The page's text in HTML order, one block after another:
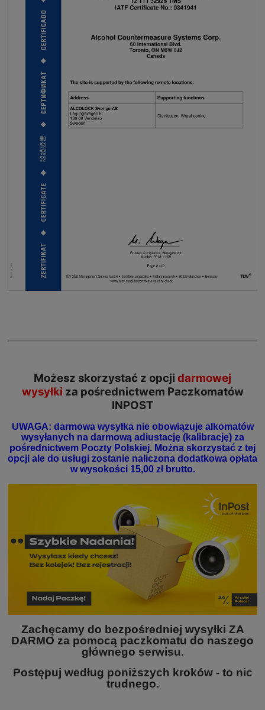
Możesz skorzystać z opcji darmowej
wysyłki za pośrednictwem Paczkomatów
INPOST
UWAGA: darmowa wysyłka nie obowiązuje alkomatów
wysyłanych na darmową adiustację (kalibrację) za
pośrednictwem Poczty Polskiej. Można skorzystać z tej
opcji ale do usługi zostanie naliczona dodatkowa opłata
w wysokości 15,00 zł brutto.
Zachęcamy do bezpośredniej wysyłki ZA
DARMO za pomocą paczkomatu do naszego
głównego serwisu.
Postępuj według poniższych kroków - to nic
trudnego.